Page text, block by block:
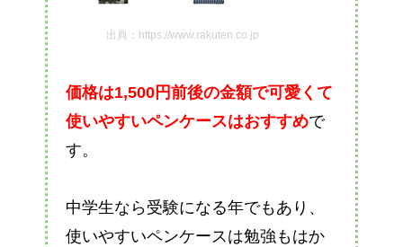
出典：https://www.rakuten.co.jp
価格は1,500円前後の金額で可愛くて
使いやすいペンケースはおすすめで
す。
中学生なら受験になる年でもあり、
使いやすいペンケースは勉強もはか